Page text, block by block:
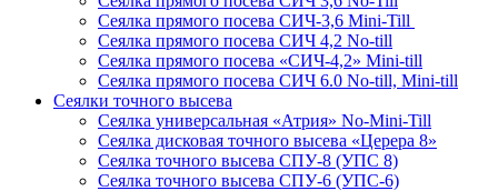
Сеялка прямого посева СИЧ-3,6 Mini-Till
Сеялка прямого посева СИЧ 4,2 No-till
Сеялка прямого посева «СИЧ-4,2» Mini-till
Сеялка прямого посева СИЧ 6.0 No-till, Mini-till
Сеялки точного высева
Сеялка универсальная «Атрия» No-Mini-Till
Сеялка дисковая точного высева «Церера 8»
Сеялка точного высева СПУ-8 (УПС 8)
Сеялка точного высева СПУ-6 (УПС-6)